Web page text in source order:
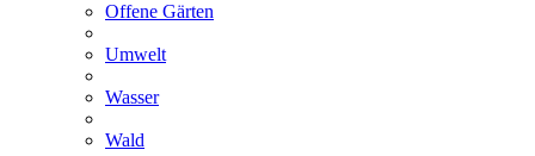
Offene Gärten
Umwelt
Wasser
Wald